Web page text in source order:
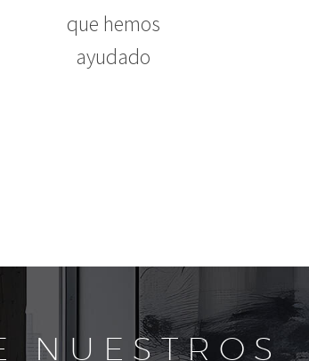
que hemos
ayudado
NUESTROS